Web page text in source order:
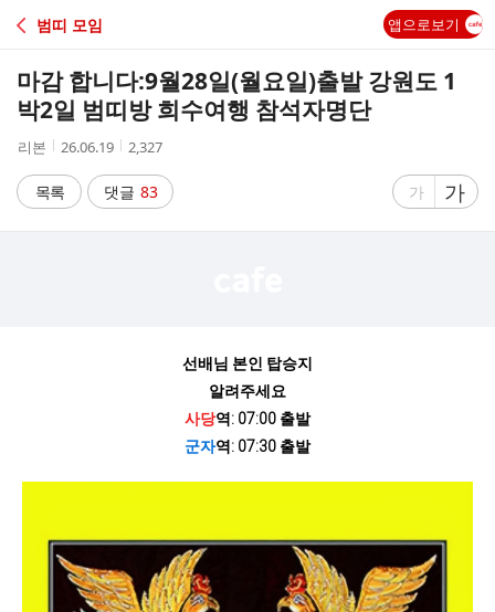
C
A
범띠 모임 앱으로보기
마감 합니다:9월28일(월요일)출발 강원도 1
박2일 범띠방 희수여행 참석자명단
작
자
리본
작
시
간
26.06.19
조
수
2,327
목록 댓글 83
글
가
글
자
가
선배님 본인 탑승지
알려주세요
사당역: 07:00 출발
군자역: 07:30 출발